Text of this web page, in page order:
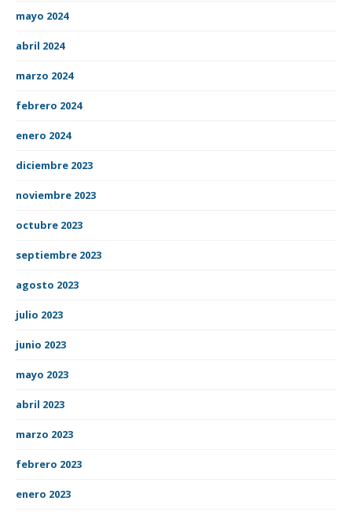
mayo 2024
abril 2024
marzo 2024
febrero 2024
enero 2024
diciembre 2023
noviembre 2023
octubre 2023
septiembre 2023
agosto 2023
julio 2023
junio 2023
mayo 2023
abril 2023
marzo 2023
febrero 2023
enero 2023